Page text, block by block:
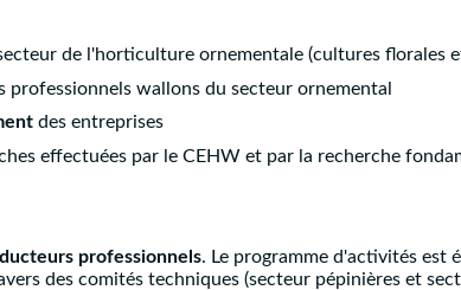
de l'horticulture ornementale (cultures florales
professionnels wallons du secteur ornemental
des entreprises
effectuées par le CEHW et par la recherche
professionnels. Le programme d'activités est
des comités techniques (secteur pépinières et